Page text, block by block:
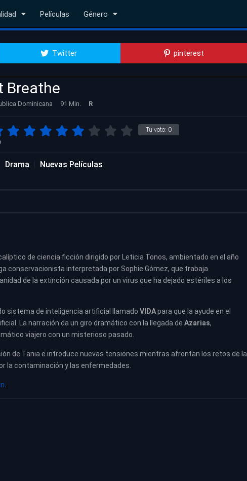
Películas Género
Twitter pinterest
Breathe
Dominicana 91 Min. R
Tu voto: 0
Drama Nuevas Películas
de ciencia ficción dirigido por Leticia Tonos, ambientado en el año
conservacionista interpretada por Sophie Gómez, que trabaja
de la extinción causada por un virus que ha dejado estériles a los
sistema de inteligencia artificial llamado VIDApara que la ayude en el
La narración da un giro dramático con la llegada de Azarias,
viajero con un misterioso pasado.
de Tania e introduce nuevas tensiones mientras afrontan los retos de la
la contaminación y las enfermedades.